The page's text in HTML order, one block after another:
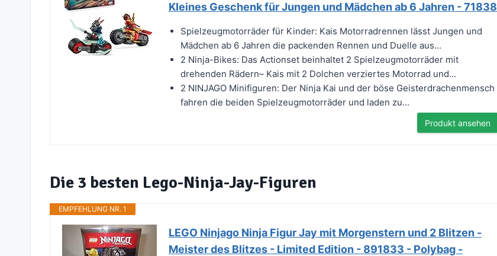
Kleines Geschenk für Jungen und Mädchen ab 6 Jahren - 71838
Spielzeugmotorräder für Kinder: Kais Motorradrennen lässt Jungen und
Mädchen ab 6 Jahren die packenden Rennen und Duelle aus...
2 Ninja-Bikes: Das Actionset beinhaltet 2 Spielzeugmotorräder mit
drehenden Rädern– Kais mit 2 Dolchen verziertes Motorrad und...
2 NINJAGO Minifiguren: Der Ninja Kai und der böse Geisterdrachenmensch
fahren die beiden Spielzeugmotorräder und laden zu...
Produkt ansehen
Die 3 besten Lego-Ninja-Jay-Figuren
EMPFEHLUNG NR. 1
LEGO Ninjago Ninja Figur Jay mit Morgenstern und 2 Blitzen -
Meister des Blitzes - Limited Edition - 891833 - Polybag -